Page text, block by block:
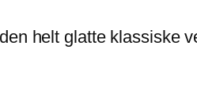
helt glatte klassiske